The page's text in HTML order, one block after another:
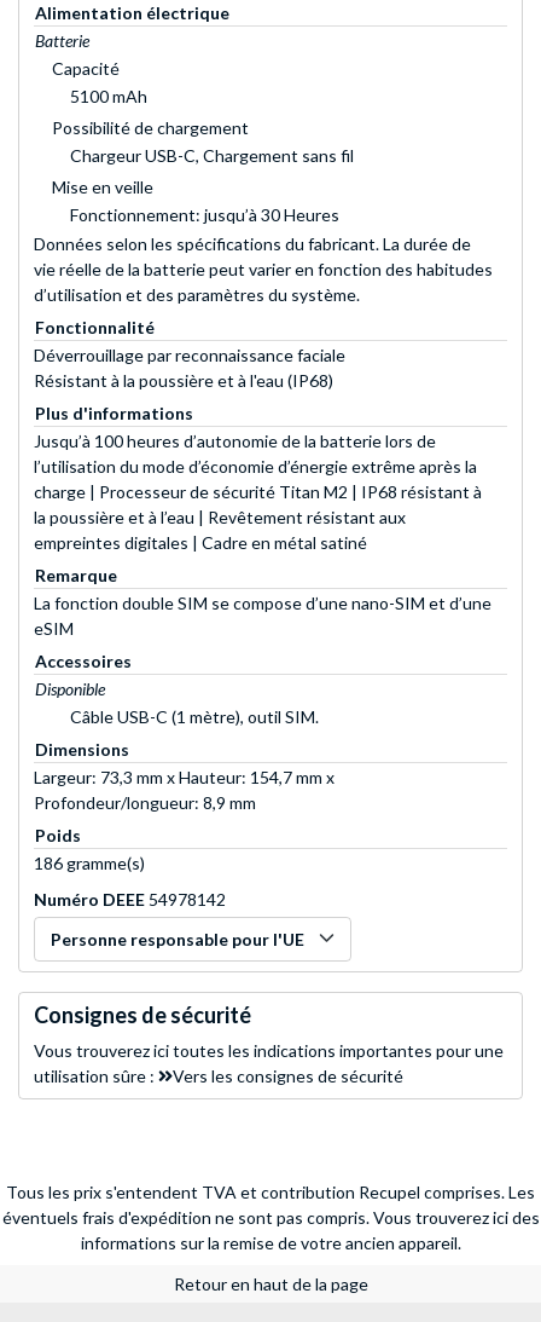
Alimentation électrique
Batterie
Capacité
5100 mAh
Possibilité de chargement
Chargeur USB-C, Chargement sans fil
Mise en veille
Fonctionnement: jusqu’à 30 Heures
Données selon les spécifications du fabricant. La durée de
vie réelle de la batterie peut varier en fonction des habitudes
d’utilisation et des paramètres du système.
Fonctionnalité
Déverrouillage par reconnaissance faciale
Résistant à la poussière et à l'eau (IP68)
Plus d'informations
Jusqu’à 100 heures d’autonomie de la batterie lors de
l’utilisation du mode d’économie d’énergie extrême après la
charge | Processeur de sécurité Titan M2 | IP68 résistant à
la poussière et à l’eau | Revêtement résistant aux
empreintes digitales | Cadre en métal satiné
Remarque
La fonction double SIM se compose d’une nano-SIM et d’une
eSIM
Accessoires
Disponible
Câble USB-C (1 mètre), outil SIM.
Dimensions
Largeur: 73,3 mm x Hauteur: 154,7 mm x
Profondeur/longueur: 8,9 mm
Poids
186 gramme(s)
Numéro DEEE 54978142
Personne responsable pour l'UE
Consignes de sécurité
Vous trouverez ici toutes les indications importantes pour une
utilisation sûre :
Vers les consignes de sécurité
Tous les prix s'entendent TVA et contribution Recupel comprises. Les
éventuels frais d'expédition ne sont pas compris. Vous trouverez ici des
informations sur la remise de votre ancien appareil.
Retour en haut de la page